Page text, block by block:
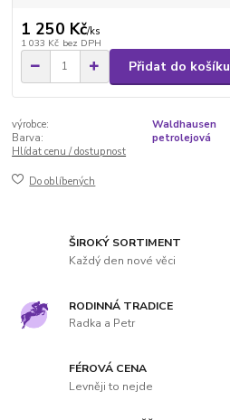
1 250 Kč/ks
1 033 Kč bez DPH
Přidat do košíku
výrobce:
Waldhausen
Barva:
petrolejová
Hlídat cenu / dostupnost
Do oblíbených
ŠIROKÝ SORTIMENT
Každý den nové věci
RODINNÁ TRADICE
Radka a Petr
FÉROVÁ CENA
Levněji to nejde